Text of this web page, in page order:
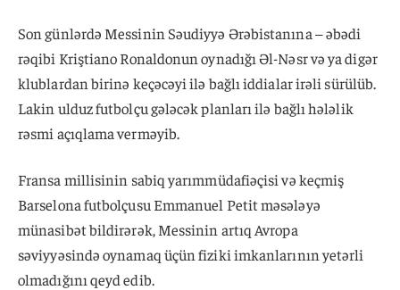
Son günlərdə Messinin Səudiyyə Ərəbistanına – əbədi
rəqibi Kriştiano Ronaldonun oynadığı Əl-Nəsr və ya digər
klublardan birinə keçəcəyi ilə bağlı iddialar irəli sürülüb.
Lakin ulduz futbolçu gələcək planları ilə bağlı hələlik
rəsmi açıqlama verməyib.
Fransa millisinin sabiq yarımmüdafiəçisi və keçmiş
Barselona futbolçusu Emmanuel Petit məsələyə
münasibət bildirərək, Messinin artıq Avropa
səviyyəsində oynamaq üçün fiziki imkanlarının yetərli
olmadığını qeyd edib.